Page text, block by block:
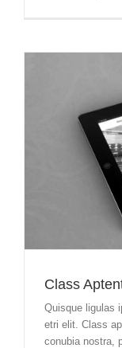
Class
Quisque ligulas
etri elit. Class
conubia nostra,